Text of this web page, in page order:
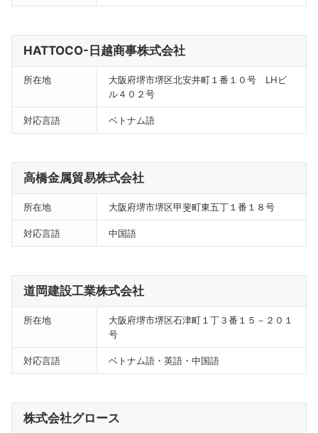
HATTOCO-日越商事株式会社
所在地
大阪府堺市堺区北安井町１番１０号 LHビ
ル４０２号
対応言語 ベトナム語
高橋金属貿易株式会社
所在地 大阪府堺市堺区甲斐町東五丁１番１８号
対応言語 中国語
道岡建設工業株式会社
所在地
大阪府堺市堺区石津町１丁３番１５－２０１
号
対応言語 ベトナム語・英語・中国語
株式会社グロース